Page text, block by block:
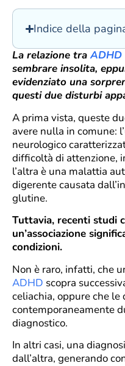
Indice della
La relazione tra ADHD
sembrare insolita,
evidenziato una
questi due disturbi
A prima vista, queste
avere nulla in comune:
neurologico
difficoltà di attenzione,
l’altra è una malattia
digerente causata
glutine.
Tuttavia, recenti studi
un’associazione
condizioni.
Non è raro, infatti, che
ADHD scopra
celiachia, oppure che
contemporaneamente
diagnostico.
In altri casi, una
dall’altra, generando